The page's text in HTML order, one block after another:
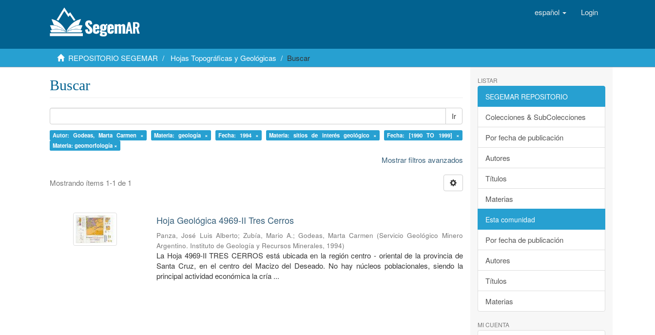
español Login
REPOSITORIO SEGEMAR Hojas Topográficas y Geológicas Buscar
Buscar
Ir
Autor: Godeas, Marta Carmen × Materia: geología × Fecha: 1994 × Materia: sitios de interés geológico ×
Fecha: [1990 TO 1999] ×
Materia: geomorfología ×
Mostrar filtros avanzados
Mostrando ítems 1-1 de 1
Hoja Geológica 4969-II Tres Cerros
Panza, José Luis Alberto; Zubía, Mario A.;Godeas, Marta Carmen (Servicio Geológico Minero
Argentino. Instituto de Geología y Recursos Minerales, 1994)
La Hoja 4969-II TRES CERROS está ubicada en la región centro - oriental de la provincia de
Santa Cruz, en el centro del Macizo del Deseado. No hay núcleos poblacionales, siendo la
principal actividad económica la cría ...
LISTAR
SEGEMAR REPOSITORIO
Colecciones & SubColecciones
Por fecha de publicación
Autores
Títulos
Materias
Esta comunidad
Por fecha de publicación
Autores
Títulos
Materias
MI CUENTA